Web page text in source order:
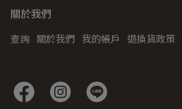
關於我們
查詢 關於我們 我的帳戶 退換貨政策